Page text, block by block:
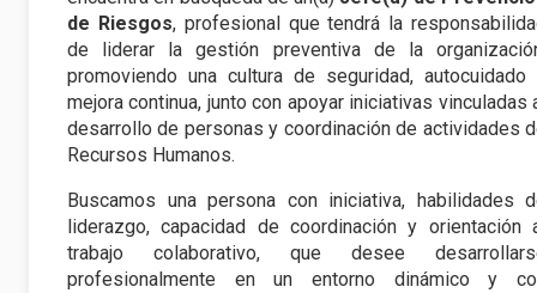
de Riesgos, profesional que tendrá la
de liderar la gestión preventiva de la
promoviendo una cultura de seguridad, autocuidado
mejora continua, junto con apoyar iniciativas vinculadas
desarrollo de personas y coordinación de actividades
Recursos Humanos.
Buscamos una persona con iniciativa, habilidades
liderazgo, capacidad de coordinación y orientación
trabajo colaborativo, que desee
profesionalmente en un entorno dinámico y